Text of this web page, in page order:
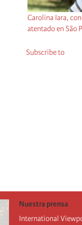
Carolina Iara,
atentado en São
Subscribe to
Nuestra prensa
International